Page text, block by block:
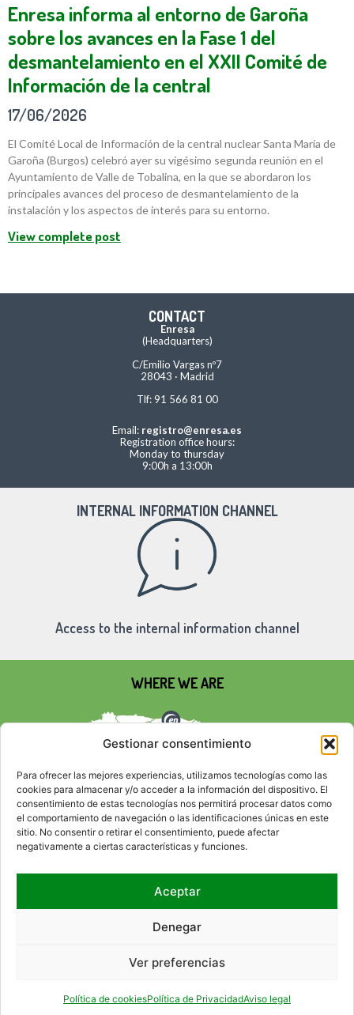
Gestionar consentimiento
Para ofrecer las mejores experiencias, utilizamos tecnologías como las
cookies para almacenar y/o acceder a la información del dispositivo. El
consentimiento de estas tecnologías nos permitirá procesar datos como
el comportamiento de navegación o las identificaciones únicas en este
sitio. No consentir o retirar el consentimiento, puede afectar
negativamente a ciertas características y funciones.
Aceptar
Denegar
Ver preferencias
Política de cookiesPolítica de PrivacidadAviso legal
Enresa informa al entorno de Garoña
sobre los avances en la Fase 1 del
desmantelamiento en el XXII Comité de
Información de la central
17/06/2026
El Comité Local de Información de la central nuclear Santa María de
Garoña (Burgos) celebró ayer su vigésimo segunda reunión en el
Ayuntamiento de Valle de Tobalina, en la que se abordaron los
principales avances del proceso de desmantelamiento de la
instalación y los aspectos de interés para su entorno.
View complete post
CONTACT
Enresa
(Headquarters)
C/Emilio Vargas nº7
28043 · Madrid
Tlf: 91 566 81 00
Email: registro@enresa.es
Registration office hours:
Monday to thursday
9:00h a 13:00h
INTERNAL INFORMATION CHANNEL
Access to the internal information channel
WHERE WE ARE
SOCIAL NETWORKS
© 2026 EMPRESA NACIONAL DE RESIDUOS RADIACTIVOS, S.A., S.M.E. (ENRESA).
ACCESIBILITYLEGAL ADVICE